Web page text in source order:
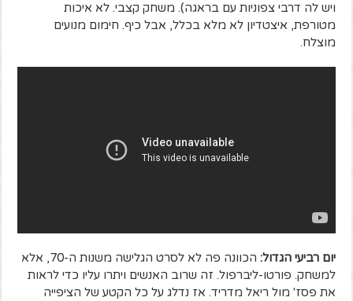
ויש לה דרבי צפוניות עם בראגה). משחק קצבי. לא איכות
מטורפת, איצטדיון לא מלא בכלל, אבל כיף. חימום מנועים
מוצלח.
יום רביעי הגדול:
הכוונה פה לא לסרט הגלישה משנות ה-70, אלא
למשחק. פורטו-ליברפול. זה שרוב האנשים ויתרו עליו כדי לראות
את פסז' מול ריאל מדריד. אז נדלג על כל הקטע של הציפייה